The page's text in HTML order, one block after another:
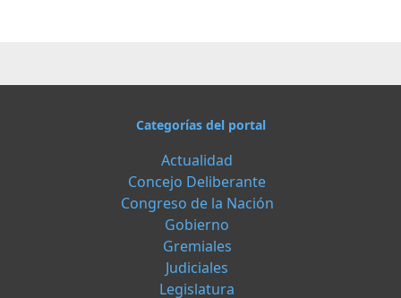
Categorías del portal
Actualidad
Concejo Deliberante
Congreso de la Nación
Gobierno
Gremiales
Judiciales
Legislatura